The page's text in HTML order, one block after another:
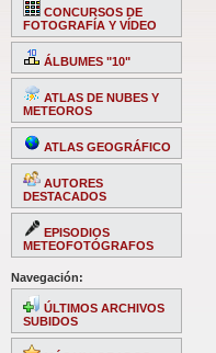
CONCURSOS DE
FOTOGRAFÍA Y VÍDEO
ÁLBUMES "10"
ATLAS DE NUBES Y
METEOROS
ATLAS GEOGRÁFICO
AUTORES
DESTACADOS
EPISODIOS
METEOFOTÓGRAFOS
Navegación:
ÚLTIMOS ARCHIVOS
SUBIDOS